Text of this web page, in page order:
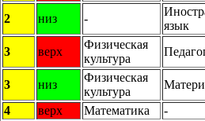
2
низ -
язык
3
верх
Физическая
культура
3
низ
Физическая
культура
4
верх Математика -